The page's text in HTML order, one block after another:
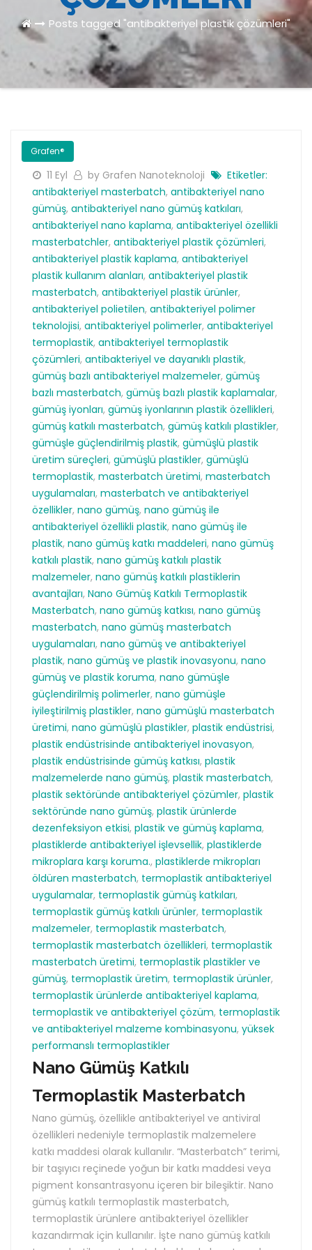
Posts tagged "antibakteriyel plastik çözümleri"
Grafen®
11 Eyl by Grafen Nanoteknoloji
Etiketler:
antibakteriyel masterbatch, antibakteriyel nano
gümüş, antibakteriyel nano gümüş katkıları,
antibakteriyel nano kaplama, antibakteriyel özellikli
masterbatchler, antibakteriyel plastik çözümleri,
antibakteriyel plastik kaplama, antibakteriyel
plastik kullanım alanları, antibakteriyel plastik
masterbatch, antibakteriyel plastik ürünler,
antibakteriyel polietilen, antibakteriyel polimer
teknolojisi, antibakteriyel polimerler, antibakteriyel
termoplastik, antibakteriyel termoplastik
çözümleri, antibakteriyel ve dayanıklı plastik,
gümüş bazlı antibakteriyel malzemeler, gümüş
bazlı masterbatch, gümüş bazlı plastik kaplamalar,
gümüş iyonları, gümüş iyonlarının plastik özellikleri,
gümüş katkılı masterbatch, gümüş katkılı plastikler,
gümüşle güçlendirilmiş plastik, gümüşlü plastik
üretim süreçleri, gümüşlü plastikler, gümüşlü
termoplastik, masterbatch üretimi, masterbatch
uygulamaları, masterbatch ve antibakteriyel
özellikler, nano gümüş, nano gümüş ile
antibakteriyel özellikli plastik, nano gümüş ile
plastik, nano gümüş katkı maddeleri, nano gümüş
katkılı plastik, nano gümüş katkılı plastik
malzemeler, nano gümüş katkılı plastiklerin
avantajları, Nano Gümüş Katkılı Termoplastik
Masterbatch, nano gümüş katkısı, nano gümüş
masterbatch, nano gümüş masterbatch
uygulamaları, nano gümüş ve antibakteriyel
plastik, nano gümüş ve plastik inovasyonu, nano
gümüş ve plastik koruma, nano gümüşle
güçlendirilmiş polimerler, nano gümüşle
iyileştirilmiş plastikler, nano gümüşlü masterbatch
üretimi, nano gümüşlü plastikler, plastik endüstrisi,
plastik endüstrisinde antibakteriyel inovasyon,
plastik endüstrisinde gümüş katkısı, plastik
malzemelerde nano gümüş, plastik masterbatch,
plastik sektöründe antibakteriyel çözümler, plastik
sektöründe nano gümüş, plastik ürünlerde
dezenfeksiyon etkisi, plastik ve gümüş kaplama,
plastiklerde antibakteriyel işlevsellik, plastiklerde
mikroplara karşı koruma., plastiklerde mikropları
öldüren masterbatch, termoplastik antibakteriyel
uygulamalar, termoplastik gümüş katkıları,
termoplastik gümüş katkılı ürünler, termoplastik
malzemeler, termoplastik masterbatch,
termoplastik masterbatch özellikleri, termoplastik
masterbatch üretimi, termoplastik plastikler ve
gümüş, termoplastik üretim, termoplastik ürünler,
termoplastik ürünlerde antibakteriyel kaplama,
termoplastik ve antibakteriyel çözüm, termoplastik
ve antibakteriyel malzeme kombinasyonu, yüksek
performanslı termoplastikler
Nano Gümüş Katkılı
Termoplastik Masterbatch
Nano gümüş, özellikle antibakteriyel ve antiviral
özellikleri nedeniyle termoplastik malzemelere
katkı maddesi olarak kullanılır. “Masterbatch” terimi,
bir taşıyıcı reçinede yoğun bir katkı maddesi veya
pigment konsantrasyonu içeren bir bileşiktir. Nano
gümüş katkılı termoplastik masterbatch,
termoplastik ürünlere antibakteriyel özellikler
kazandırmak için kullanılır. İşte nano gümüş katkılı